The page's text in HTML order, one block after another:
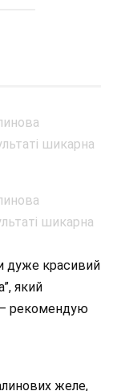
дуже красивий
який
– рекомендую
желе,